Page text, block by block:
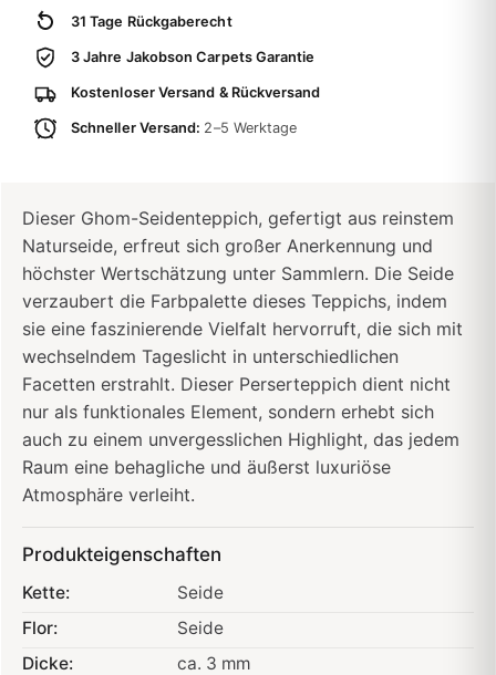
31 Tage Rückgaberecht
3 Jahre Jakobson Carpets Garantie
Kostenloser Versand & Rückversand
Schneller Versand: 2–5 Werktage
Dieser Ghom-Seidenteppich, gefertigt aus reinstem
Naturseide, erfreut sich großer Anerkennung und
höchster Wertschätzung unter Sammlern. Die Seide
verzaubert die Farbpalette dieses Teppichs, indem
sie eine faszinierende Vielfalt hervorruft, die sich mit
wechselndem Tageslicht in unterschiedlichen
Facetten erstrahlt. Dieser Perserteppich dient nicht
nur als funktionales Element, sondern erhebt sich
auch zu einem unvergesslichen Highlight, das jedem
Raum eine behagliche und äußerst luxuriöse
Atmosphäre verleiht.
Produkteigenschaften
Kette:
Seide
Flor:
Seide
Dicke:
ca. 3 mm